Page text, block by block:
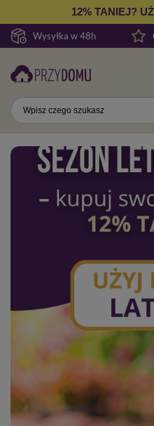
Wysyłka w 48h
12% TANIEJ?